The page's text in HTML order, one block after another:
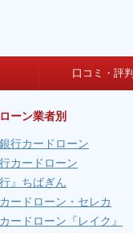
口コミ・評判
ーン業者別
行カードローン
カードローン
』ちばぎん
ードローン・セレカ
ードローン『レイク』